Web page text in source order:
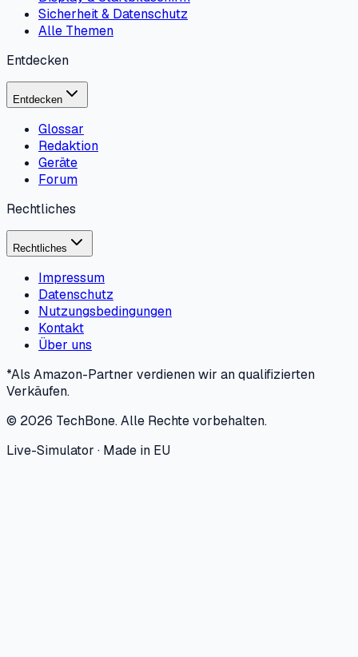
Sicherheit & Datenschutz
Alle Themen
Entdecken
Entdecken
Glossar
Redaktion
Geräte
Forum
Rechtliches
Rechtliches
Impressum
Datenschutz
Nutzungsbedingungen
Kontakt
Über uns
*Als Amazon-Partner verdienen wir an qualifizierten
Verkäufen.
© 2026 TechBone.Alle Rechte vorbehalten.
Live-Simulator · Made in EU